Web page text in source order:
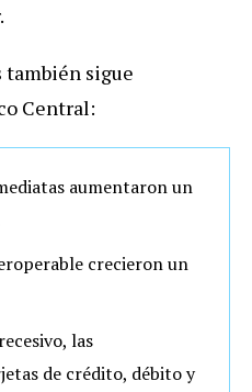
también sigue
Central:
aumentaron un
crecieron un
las
de crédito, débito y